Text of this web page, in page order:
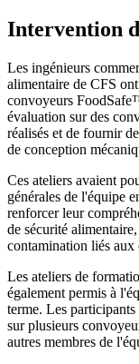
Intervention
Les ingénieurs
alimentaire de CFS
convoyeurs
évaluation sur des
réalisés et de fournir
de conception
Ces ateliers avaient
générales de l'équipe
renforcer leur
de sécurité
contamination liés aux
Les ateliers de
également permis à
terme. Les
sur plusieurs
autres membres de